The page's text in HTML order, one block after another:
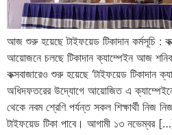
আজ শুরু হয়েছে টাইফয়েড টিকাদান কর্মসূচি :
আয়োজনে চলছে টিকাদান ক্যাম্পেইন আজ
কক্সবাজারেও শুরু হয়েছে ‘টাইফয়েড টিকাদান
অধিদফতরের উদ্যোগে আয়োজিত এ
থেকে নবম শ্রেণি পর্যন্ত সকল শিক্ষার্থী নিজ
টাইফয়েড টিকা পাবে। আগামী ১৩ নভেম্বর